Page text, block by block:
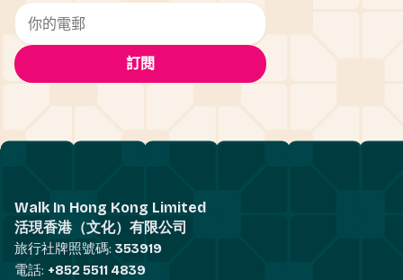
Walk In Hong Kong Limited
活現香港（文化）有限公司
旅行社牌照號碼: 353919
電話: +852 5511 4839